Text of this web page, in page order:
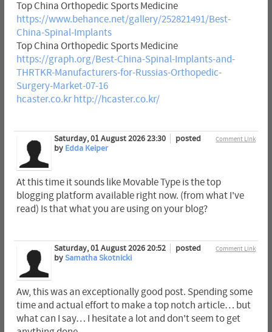
Top China Orthopedic Sports Medicine
https://www.behance.net/gallery/252821491/Best-
China-Spinal-Implants
Top China Orthopedic Sports Medicine
https://graph.org/Best-China-Spinal-Implants-and-
THRTKR-Manufacturers-for-Russias-Orthopedic-
Surgery-Market-07-16
hcaster.co.kr http://hcaster.co.kr/
Comment Link
Saturday, 01 August 2026 23:30
posted
by Edda Keiper
At this time it sounds like Movable Type is the top
blogging platform available right now. (from what I've
read) Is that what you are using on your blog?
Comment Link
Saturday, 01 August 2026 20:52
posted
bySamatha Skotnicki
Aw, this was an exceptionally good post. Spending some
time and actual effort to make a top notch article… but
what can I say… I hesitate a lot and don't seem to get